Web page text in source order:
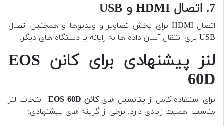
7. اتصال HDMI و USB
اتصال HDMI برای پخش تصاویر و ویدیوها و همچنین اتصال
USB برای انتقال آسان داده ها به رایانه یا دستگاه های دیگر.
لنز پیشنهادی برای کانن EOS
60D
برای استفاده کامل از پتانسیل هایکانن EOS 60D
انتخاب لنز
مناسب اهمیت زیادی دارد. برخی از گزینه های پیشنهادی: